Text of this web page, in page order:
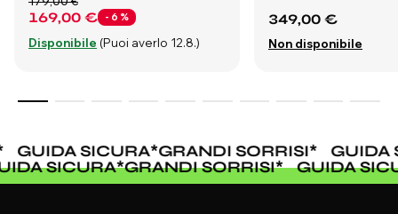
169,00 € - 6 %
Disponibile (Puoi averlo 12.8.)
349,00 €
Non disponibile
GUIDA SICURA*GRANDI SORRISI*
GUIDA
SICURA*GRANDI SORRISI* GUIDA